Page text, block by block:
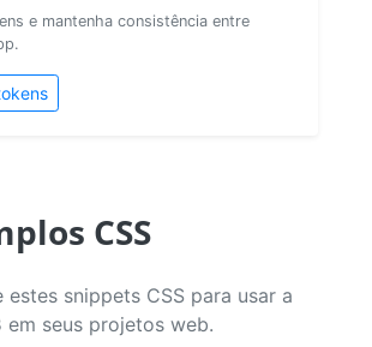
e mantenha consistência entre
CSS
estes snippets CSS para usar a
em seus projetos web.